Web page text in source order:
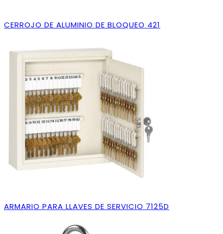
CERROJO DE ALUMINIO DE BLOQUEO 421
ARMARIO PARA LLAVES DE SERVICIO 7125D